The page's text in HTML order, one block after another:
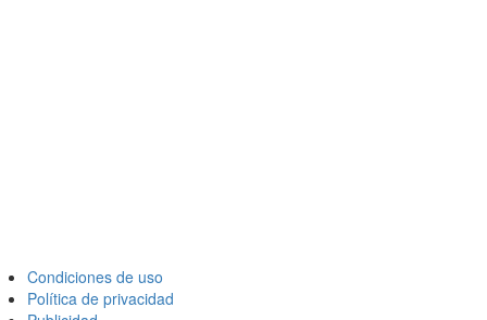
Condiciones de uso
Política de privacidad